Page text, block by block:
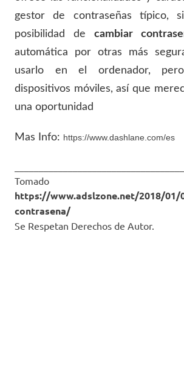
gestor de contraseñas típico,
posibilidad de cambiar
automática por otras más
usarlo en el ordenador,
dispositivos móviles, así que
una oportunidad
Mas Info: https://www.dashlane.com/es
https://www.adslzone.net/2018/01/
contrasena/
Se Respetan Derechos de Autor.